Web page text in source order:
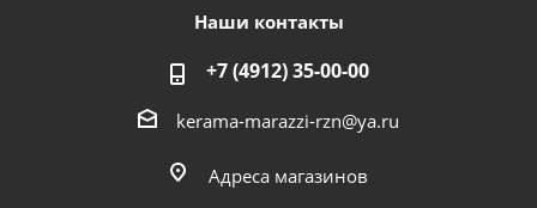
Наши контакты
+7 (4912) 35-00-00
kerama-marazzi-rzn@ya.ru
Адреса магазинов